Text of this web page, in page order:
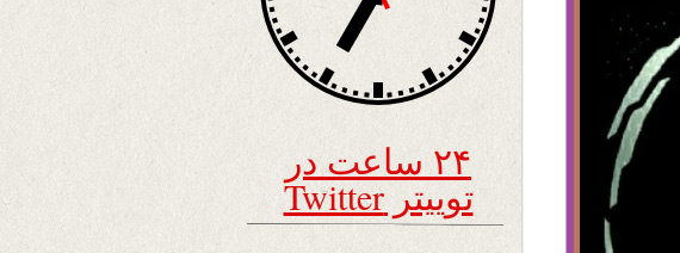
۲۴ ساعت در
توییتر Twitter